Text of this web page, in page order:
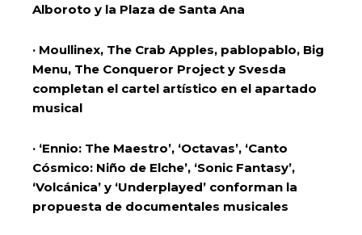
Alboroto y la Plaza de Santa Ana
· Moullinex, The Crab Apples, pablopablo, Big
Menu, The Conqueror Project y Svesda
completan el cartel artístico en el apartado
musical
· ‘Ennio: The Maestro’, ‘Octavas’, ‘Canto
Cósmico: Niño de Elche’, ‘Sonic Fantasy’,
‘Volcánica’ y ‘Underplayed’ conforman la
propuesta de documentales musicales